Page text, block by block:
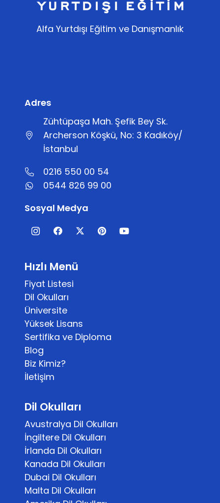
Alfa Yurtdışı Eğitim ve Danışmanlık
Adres
Zühtüpaşa Mah. Şefik Bey Sk.
Archerson Köşkü, No: 3 Kadıköy/
İstanbul
0216 550 00 54
0544 826 99 00
Sosyal Medya
Hızlı Menü
Fiyat Listesi
Dil Okulları
Üniversite
Yüksek Lisans
Sertifika ve Diploma
Blog
Biz Kimiz?
İletişim
Dil Okulları
Avustralya Dil Okulları
İngiltere Dil Okulları
İrlanda Dil Okulları
Kanada Dil Okulları
Dubai Dil Okulları
Malta Dil Okulları